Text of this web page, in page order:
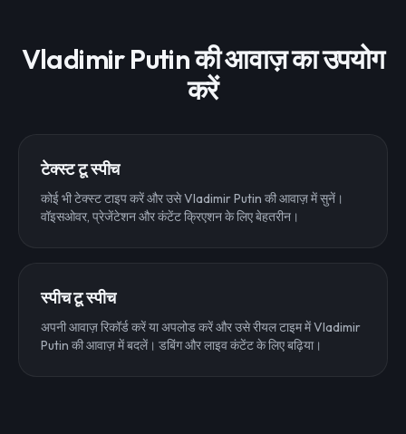
Vladimir Putin की आवाज़ का उपयोग
करें
टेक्स्ट टू स्पीच
कोई भी टेक्स्ट टाइप करें और उसे Vladimir Putin की आवाज़ में सुनें।
वॉइसओवर, प्रेजेंटेशन और कंटेंट क्रिएशन के लिए बेहतरीन।
स्पीच टू स्पीच
अपनी आवाज़ रिकॉर्ड करें या अपलोड करें और उसे रीयल टाइम में Vladimir
Putin की आवाज़ में बदलें। डबिंग और लाइव कंटेंट के लिए बढ़िया।